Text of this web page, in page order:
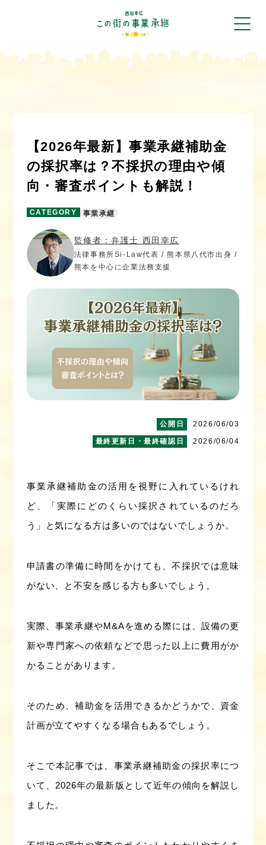
【2026年最新】事業承継補助金
の採択率は？不採択の理由や傾
向・審査ポイントも解説！
CATEGORY 事業承継
監修者：弁護士 西田幸広
法律事務所Si-Law代表 / 熊本県八代市出身 /
熊本を中心に企業法務支援
2026/06/03
2026/06/04
事業承継補助金の活用を視野に入れているけれ
ど、「実際にどのくらい採択されているのだろ
う」と気になる方は多いのではないでしょうか。
申請書の準備に時間をかけても、不採択では意味
がない、と不安を感じる方も多いでしょう。
実際、事業承継やM&Aを進める際には、設備の更
新や専門家への依頼などで思った以上に費用がか
かることがあります。
そのため、補助金を活用できるかどうかで、資金
計画が立てやすくなる場合もあるでしょう。
そこで本記事では、事業承継補助金の採択率につ
いて、2026年の最新版として近年の傾向を解説し
ました。